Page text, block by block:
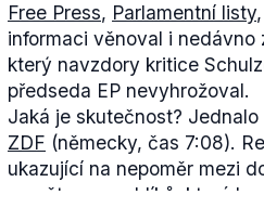
Free Press, Parlamentní listy,
informaci věnoval i nedávno
který navzdory kritice
předseda EP nevyhrožoval.
Jaká je skutečnost?
ZDF (německy, čas 7:08).
ukazující na nepoměr mezi
a počtem uprchlíků, které